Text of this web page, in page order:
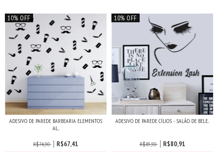
10% OFF
ADESIVO DE PAREDE BARBEARIA ELEMENTOS
AL...
R$74,90 R$67,41
10% OFF
ADESIVO DE PAREDE CÍLIOS - SALÃO DE BELE...
R$89,90 R$80,91